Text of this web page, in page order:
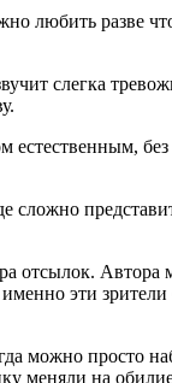
любить разве
слегка
естественным,
сложно
отсылок. Автора
эти зрители
можно просто
меняли на